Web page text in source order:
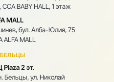
CCA BABY HALL, 1 этаж
MALL
бул. Алба-Юлия, 75
ALFA MALL
Plaza 2 эт.
Бельцы, ул. Николай